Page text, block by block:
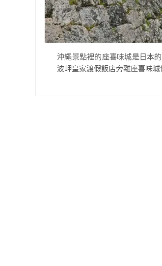
沖繩景點裡的座喜味城是日本
波岬皇家渡假飯店旁離座喜味